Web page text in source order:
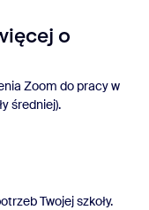
o
Zoom do pracy w
średniej).
Twojej szkoły.